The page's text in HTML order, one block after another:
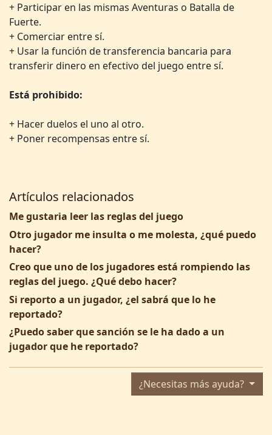
+ Participar en las mismas Aventuras o Batalla de
Fuerte.
+ Comerciar entre sí.
+ Usar la función de transferencia bancaria para
transferir dinero en efectivo del juego entre sí.
Está prohibido:
+ Hacer duelos el uno al otro.
+ Poner recompensas entre sí.
Artículos relacionados
Me gustaria leer las reglas del juego
Otro jugador me insulta o me molesta, ¿qué puedo
hacer?
Creo que uno de los jugadores está rompiendo las
reglas del juego. ¿Qué debo hacer?
Si reporto a un jugador, ¿el sabrá que lo he
reportado?
¿Puedo saber que sanción se le ha dado a un
jugador que he reportado?
¿Necesitas más ayuda?